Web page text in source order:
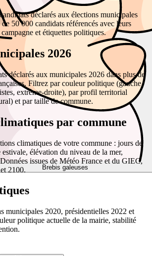
Brebis galeuses
déclarés aux élections municipales
50 000 candidats référencés avec leurs
et étiquettes politiques.
2026
déclarés aux municipales 2026 dans plus de
Filtrez par couleur politique (gauche,
extrême-droite), par profil territorial
et par taille de commune.
par commune
climatiques de votre commune : jours de
élévation du niveau de la mer,
Données issues de Météo France et du GIEC,
2100.
municipales 2020, présidentielles 2022 et
politique actuelle de la mairie, stabilité